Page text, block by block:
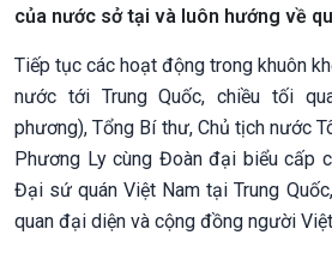
của nước sở tại và luôn hướng về
Tiếp tục các hoạt động trong khuôn
nước tới Trung Quốc, chiều tối
phương), Tổng Bí thư, Chủ tịch nước
Phương Ly cùng Đoàn đại biểu cấp
Đại sứ quán Việt Nam tại Trung
quan đại diện và cộng đồng người